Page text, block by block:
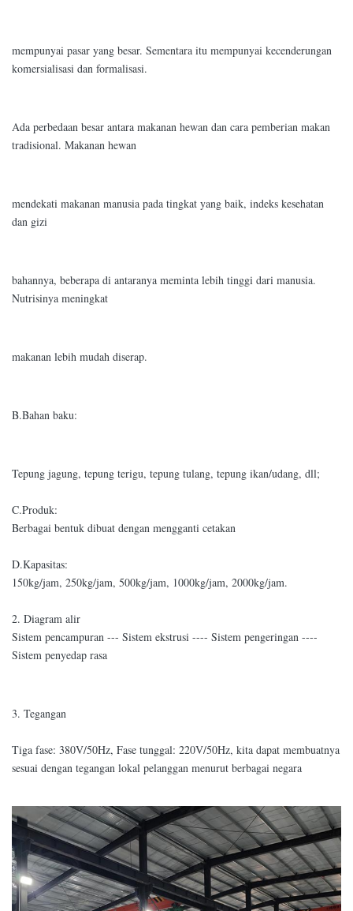
mempunyai pasar yang besar. Sementara itu mempunyai kecenderungan
komersialisasi dan formalisasi.
Ada perbedaan besar antara makanan hewan dan cara pemberian makan
tradisional. Makanan hewan
mendekati makanan manusia pada tingkat yang baik, indeks kesehatan
dan gizi
bahannya, beberapa di antaranya meminta lebih tinggi dari manusia.
Nutrisinya meningkat
makanan lebih mudah diserap.
B.Bahan baku:
Tepung jagung, tepung terigu, tepung tulang, tepung ikan/udang, dll;
C.Produk:
Berbagai bentuk dibuat dengan mengganti cetakan
D.Kapasitas:
150kg/jam, 250kg/jam, 500kg/jam, 1000kg/jam, 2000kg/jam.
2. Diagram alir
Sistem pencampuran --- Sistem ekstrusi ---- Sistem pengeringan ----
Sistem penyedap rasa
3. Tegangan
Tiga fase: 380V/50Hz, Fase tunggal: 220V/50Hz, kita dapat membuatnya
sesuai dengan tegangan lokal pelanggan menurut berbagai negara